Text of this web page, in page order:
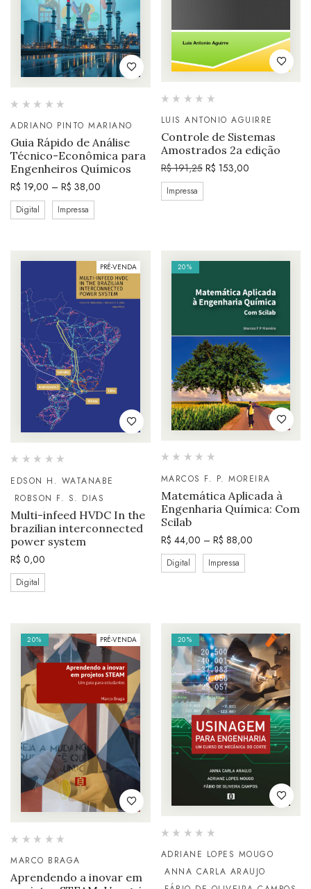
ADRIANO PINTO MARIANO
Guia Rápido de Análise
Técnico-Econômica para
Engenheiros Químicos
R$ 19,00 – R$ 38,00
Digital Impressa
LUIS ANTONIO AGUIRRE
Controle de Sistemas
Amostrados 2a edição
R$191,25 R$ 153,00
Impressa
PRÉ-VENDA
EDSON H. WATANABE
ROBSON F. S. DIAS
Multi-infeed HVDC In the
brazilian interconnected
power system
R$ 0,00
Digital
20%
MARCOS F. P. MOREIRA
Matemática Aplicada à
Engenharia Química: Com
Scilab
R$ 44,00 – R$ 88,00
Digital Impressa
20% PRÉ-VENDA
MARCO BRAGA
Aprendendo a inovar em
20%
ADRIANE LOPES MOUGO
ANNA CARLA ARAUJO